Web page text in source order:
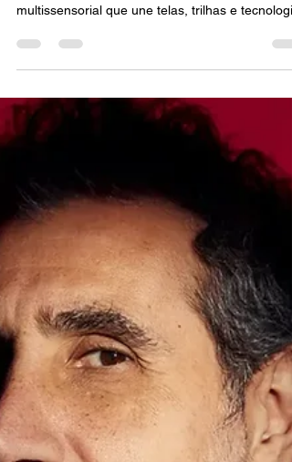
26 de jun. de 2025
Serj Tankian inaugura
exposição imersiva de arte e
“Extensões da mesma alma”
Antes de incendiar o MetLife com o System Of A
Down, vocalista entrega uma experiência
multissensorial que une telas, trilhas e tecnologia